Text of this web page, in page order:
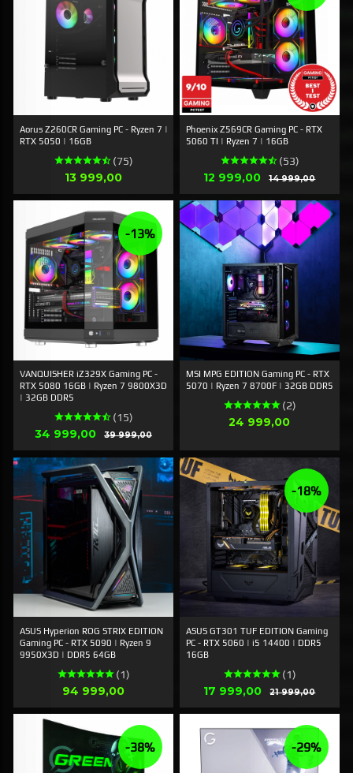
Aorus Z260CR Gaming PC - Ryzen 7 |
RTX 5050 | 16GB
(75)
Pris
13 999,00
Phoenix Z569CR Gaming PC - RTX
5060 TI | Ryzen 7 | 16GB
(53)
Tilbud
12 999,00 14 999,00Rabatt
VANQUISHER iZ329X Gaming PC -
RTX 5080 16GB | Ryzen 7 9800X3D
| 32GB DDR5
(15)
Tilbud
34 999,00 39 999,00Rabatt
-13%
MSI MPG EDITION Gaming PC - RTX
5070 | Ryzen 7 8700F | 32GB DDR5
(2)
Pris
24 999,00
ASUS Hyperion ROG STRIX EDITION
Gaming PC - RTX 5090 | Ryzen 9
9950X3D | DDR5 64GB
(1)
Pris
94 999,00
ASUS GT301 TUF EDITION Gaming
PC - RTX 5060 | i5 14400 | DDR5
16GB
(1)
Tilbud
17 999,00 21 999,00Rabatt
-18%
-38% -29%